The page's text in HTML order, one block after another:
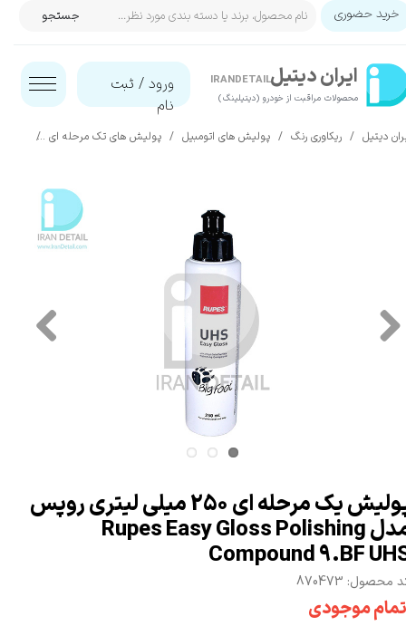
ایران‌ دیتیل
محصولات مراقبت از خودرو (دیتیلینگ)​​​​​​​
IRANDETAIL ورود / ثبت
نام
حساب کاربری من
تغییر گذر واژه
جستجو خرید حضوری
دیتیل ریکاوری رنگ پولیش های اتومبیل پولیش های تک مرحله ای
پولیش یک مرحله ای 250 میلی لیتری روپس
مدل Rupes Easy Gloss Polishing
Compound 9.BF
محصول: 870473
موجودی